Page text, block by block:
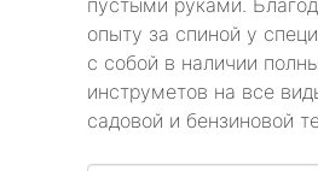
пустыми руками.
опыту за спиной у
с собой в наличии
инструметов на все
садовой и бензиновой